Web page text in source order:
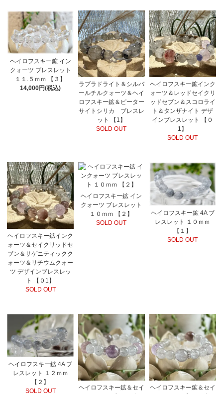
ヘイロフスキー鉱 イン
クォーツ ブレスレット
１１.５ｍｍ 【３】
14,000円(税込)
ラブラドライト＆シルバ
ールチルクォーツ＆ヘイ
ロフスキー鉱＆ピーター
サイトシリカ ブレスレ
ット 【1】
SOLD OUT
ヘイロフスキー鉱インク
ォーツ＆レッドセイクリ
ッドセブン＆スコロライ
ト＆タンザナイト デザ
インブレスレット 【０
1】
SOLD OUT
ヘイロフスキー鉱インク
ォーツ＆セイクリッドセ
ブン＆サゲニティックク
ォーツ＆リチウムクォー
ツ デザインブレスレッ
ト 【０1】
SOLD OUT
ヘイロフスキー鉱 イン
クォーツ ブレスレット
１０ｍｍ 【２】
SOLD OUT
ヘイロフスキー鉱 4A ブ
レスレット １０ｍｍ
【１】
SOLD OUT
ヘイロフスキー鉱 4A ブ
レスレット １２ｍｍ
【２】
SOLD OUT
ヘイロフスキー鉱＆セイ
ヘイロフスキー鉱＆セイ